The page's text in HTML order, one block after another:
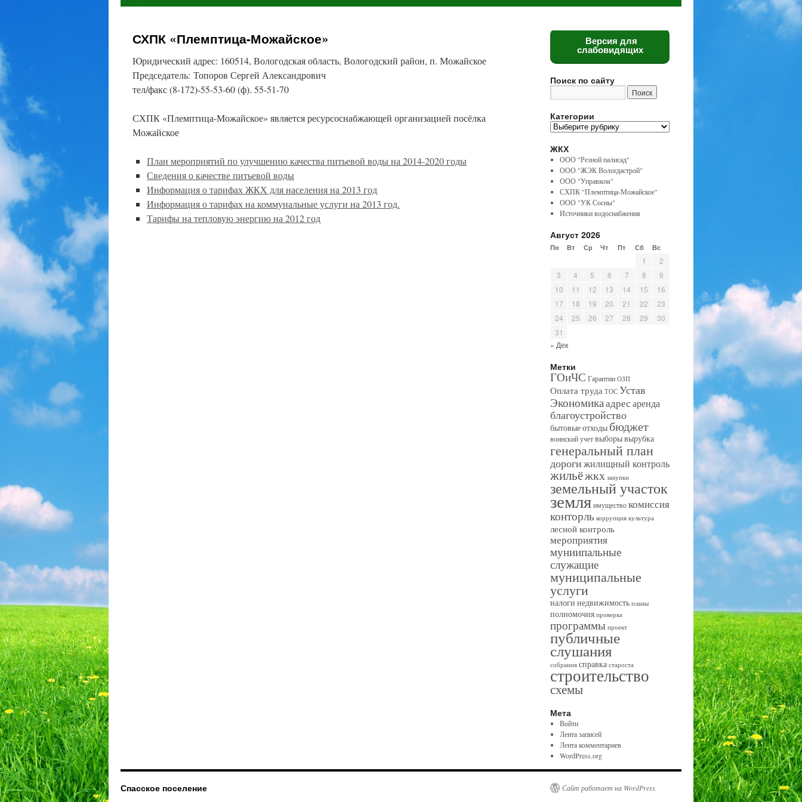
СХПК «Племптица-Можайское»
Юридический адрес: 160514, Вологодская область, Вологодский район, п. Можайское
Председатель: Топоров Сергей Александрович
тел/факс (8-172)-55-53-60 (ф). 55-51-70
СХПК «Племптица-Можайское» является ресурсоснабжающей организацией посёлка
Можайское
План мероприятий по улучшению качества питьевой воды на 2014-2020 годы
Сведения о качестве питьевой воды
Информация о тарифах ЖКХ для населения на 2013 год
Информация о тарифах на коммунальные услуги на 2013 год.
Тарифы на тепловую энергию на 2012 год
Версия для
слабовидящих
Поиск по сайту
Категории
Категории
ЖКХ
ООО "Резной палисад"
ООО "ЖЭК Вологдастрой"
ООО "Управком"
СХПК "Племптица-Можайское"
ООО "УК Сосны"
Источники водоснабжения
Август 2026
Пн Вт Ср Чт Пт Сб Вс
1
2
3
4 5 6 7 8
9
10
11 12 13 14 15
16
17
18 19 20 21 22
23
24
25 26 27 28 29
30
31
« Дек
Метки
ГОиЧС Гарантии ОЗП
Оплата труда ТОС Устав
Экономикаадресаренда
благоустройство
бытовые отходы бюджет
воинский учетвыборывырубка
генеральный план
дорогижилищный контроль
жильёжкх закупки
земельный участок
земляимуществокомиссия
конторль коррупция культура
лесной контроль
мероприятия
муниипальные
служащие
муниципальные
услуги
налоги недвижимость планы
полномочия проверка
программы проект
публичные
слушания
собрания справка староста
строительство
схемы
Мета
Войти
Лента записей
Лента комментариев
WordPress.org
Спасское поселение Сайт работает на WordPress.